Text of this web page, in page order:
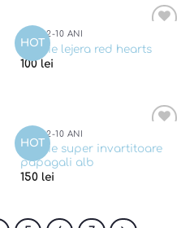
HOT
wishlist
FETE 2-10 ANI
Rochie lejera red hearts
100 lei
HOT
wishlist
FETE 2-10 ANI
Rochie super invartitoare
papagali alb
150 lei